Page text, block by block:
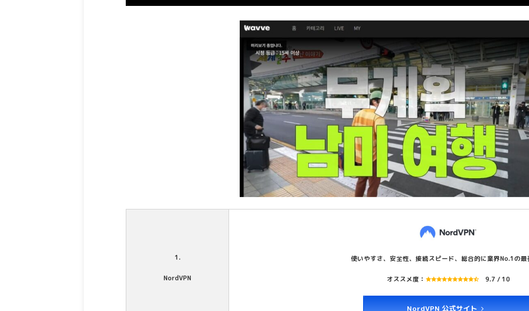
1.
NordVPN
使いやすさ、安全性、接続スピード、総合的に業界No.1の最
オススメ度： 9.7 / 10
NordVPN 公式サイト